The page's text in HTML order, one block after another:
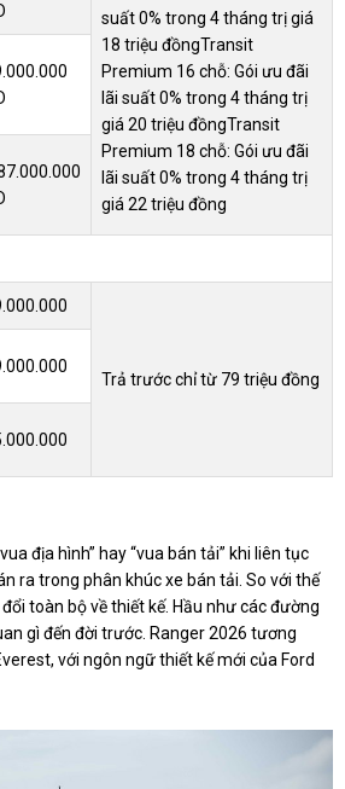
suất 0% trong 4 tháng trị giá
18 triệu đồngTransit
Premium 16 chỗ: Gói ưu đãi
lãi suất 0% trong 4 tháng trị
giá 20 triệu đồngTransit
Premium 18 chỗ: Gói ưu đãi
lãi suất 0% trong 4 tháng trị
giá 22 triệu đồng
Trả trước chỉ từ 79 triệu đồng
địa hình” hay “vua bán tải” khi liên tục
ra trong phân khúc xe bán tải. So với thế
toàn bộ về thiết kế. Hầu như các đường
gì đến đời trước. Ranger 2026 tương
với ngôn ngữ thiết kế mới của Ford